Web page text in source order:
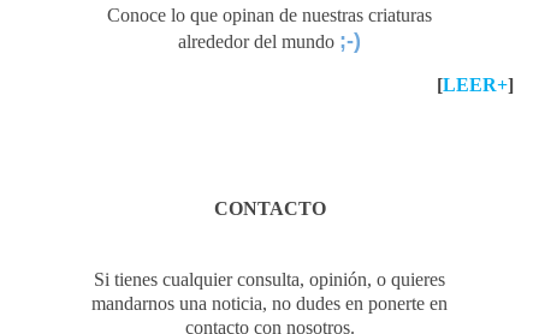
Conoce lo que opinan de nuestras criaturas
alrededor del mundo ;-)
[LEER+]
CONTACTO
Si tienes cualquier consulta, opinión, o quieres
mandarnos una noticia, no dudes en ponerte en
contacto con nosotros.